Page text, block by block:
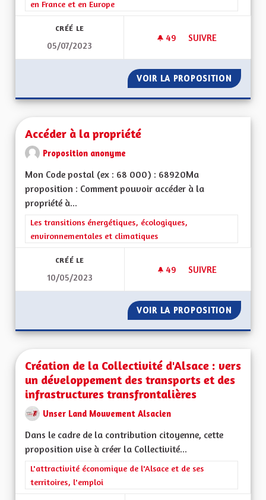
en France et en Europe
CRÉÉ LE
05/07/2023
49 49 ABONNÉS
SUIVRE
VOIR LA PROPOSITION
Accéder à la propriété
Proposition anonyme
Mon Code postal (ex : 68 000) : 68920Ma
proposition : Comment pouvoir accéder à la
propriété à...
Filtrer les résultats de la catégorie : Les transitions
Les transitions énergétiques, écologiques,
environnementales et climatiques
CRÉÉ LE
10/05/2023
49 49 ABONNÉS
SUIVRE
VOIR LA PROPOSITION
Création de la Collectivité d'Alsace : vers
un développement des transports et des
infrastructures transfrontalières
Unser Land Mouvement Alsacien
Dans le cadre de la contribution citoyenne, cette
proposition vise à créer la Collectivité...
Filtrer les résultats de la catégorie : L'attractivité
L'attractivité économique de l'Alsace et de ses
territoires, l'emploi